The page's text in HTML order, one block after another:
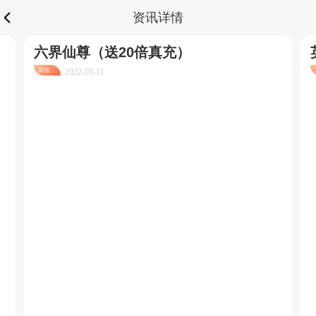
资讯详情
六界仙尊（送20倍真充）
其他 2022-03-11